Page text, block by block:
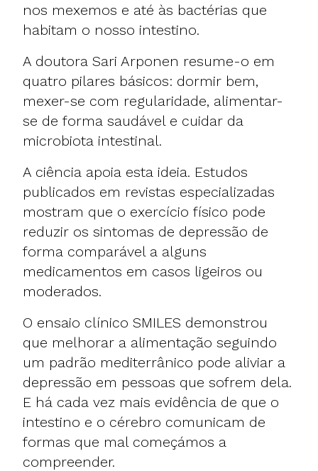
nos mexemos e até às bactérias que
habitam o nosso intestino.
A doutora Sari Arponen resume-o em
quatro pilares básicos: dormir bem,
mexer-se com regularidade, alimentar-
se de forma saudável e cuidar da
microbiota intestinal.
A ciência apoia esta ideia. Estudos
publicados em revistas especializadas
mostram que o exercício físico pode
reduzir os sintomas de depressão de
forma comparável a alguns
medicamentos em casos ligeiros ou
moderados.
O ensaio clínico SMILES demonstrou
que melhorar a alimentação seguindo
um padrão mediterrânico pode aliviar a
depressão em pessoas que sofrem dela.
E há cada vez mais evidência de que o
intestino e o cérebro comunicam de
formas que mal começámos a
compreender.